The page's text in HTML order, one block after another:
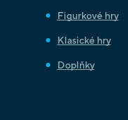
Figurkové hry
Klasické hry
Doplňky